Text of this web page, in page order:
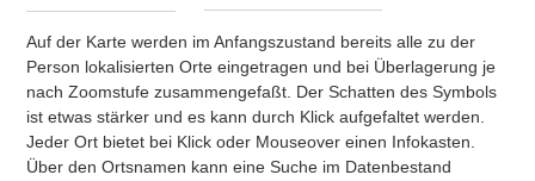
Auf der Karte werden im Anfangszustand bereits alle zu der
Person lokalisierten Orte eingetragen und bei Überlagerung je
nach Zoomstufe zusammengefaßt. Der Schatten des Symbols
ist etwas stärker und es kann durch Klick aufgefaltet werden.
Jeder Ort bietet bei Klick oder Mouseover einen Infokasten.
Über den Ortsnamen kann eine Suche im Datenbestand